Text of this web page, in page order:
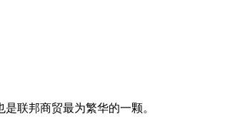
联邦商贸最为繁华的一颗。